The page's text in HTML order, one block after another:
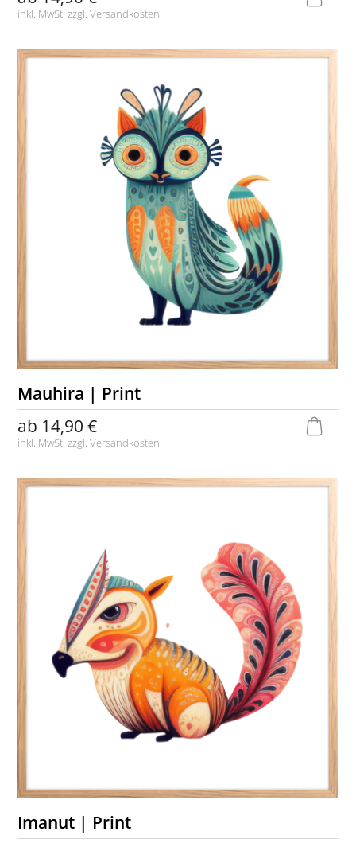
inkl. MwSt. zzgl.Versandkosten
Mauhira | Print
ab 14,90 €
inkl. MwSt. zzgl.Versandkosten
Imanut | Print